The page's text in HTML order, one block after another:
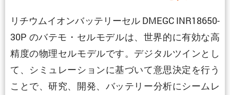
リチウムイオンバッテリーセル DMEGC INR18650-
30P のバテモ・セルモデルは、世界的に有効な高
精度の物理セルモデルです。デジタルツインとし
て、シミュレーションに基づいて意思決定を行う
ことで、研究、開発、バッテリー分析にシームレ